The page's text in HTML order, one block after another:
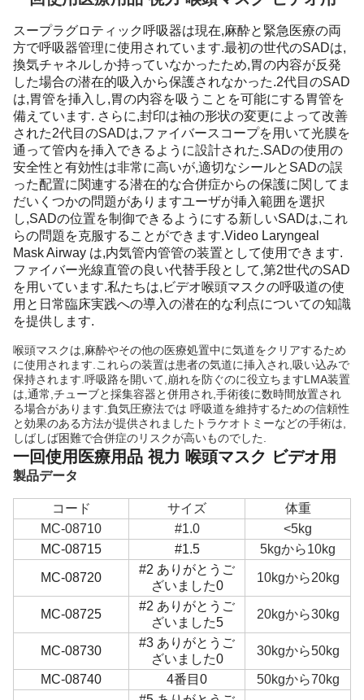
スープラグロティック呼吸器は現在,麻酔と緊急医療の両
方で呼吸器管理に使用されています.最初の世代のSADは,
換気チャネルしか持っていなかったため,胃の内容が反発
した場合の潜在的吸入から保護されなかった.2代目のSAD
は,胃管を挿入し,胃の内容を吸うことを可能にする胃管を
備えています. さらに,封印は袖の形状の変更によって改善
された2代目のSADは,ファイバースコープを用いて光膜を
通って管内を挿入できるように設計された.SADの使用の
安全性と有効性は非常に高いが,適切なシールとSADの誤
った配置に関連する潜在的な合併症からの保護に関してま
だいくつかの問題がありますユーザが挿入範囲を選択
し,SADの位置を制御できるようにする新しいSADは,これ
らの問題を克服することができます.Video Laryngeal
Mask Airway は,内気管内管管の装置として使用できます.
ファイバー光線直管の良い代替手段として,第2世代のSAD
を用いています.私たちは,ビデオ喉頭マスクの呼吸道の使
用と日常臨床実践への導入の潜在的な利点についての知識
を提供します.
喉頭マスクは,麻酔やその他の医療処置中に気道をクリアするため
に使用されます.これらの装置は患者の気道に挿入され,吸い込みで
保持されます.呼吸路を開いて,崩れを防ぐのに役立ちますLMA装置
は,通常,チューブと採集容器と併用され,手術後に数時間放置され
る場合があります.負気圧療法では 呼吸道を維持するための信頼性
と効果のある方法が提供されましたトラケオトミーなどの手術は,
しばしば困難で合併症のリスクが高いものでした.
一回使用医療用品 視力 喉頭マスク ビデオ用
製品データ
コード サイズ
体重
MC-08710
#1.0
<5kg
MC-08715
#1.5 5kgから10kg
MC-08720
#2 ありがとうご
ざいました0
10kgから20kg
MC-08725
#2 ありがとうご
ざいました5
20kgから30kg
MC-08730
#3 ありがとうご
ざいました0
30kgから50kg
MC-08740 4番目0
50kgから70kg